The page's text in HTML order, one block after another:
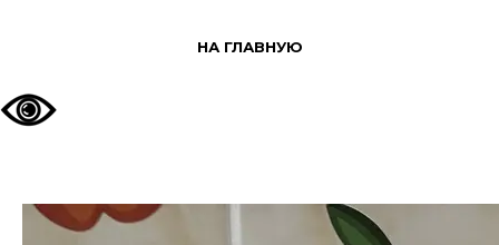
НА ГЛАВНУЮ